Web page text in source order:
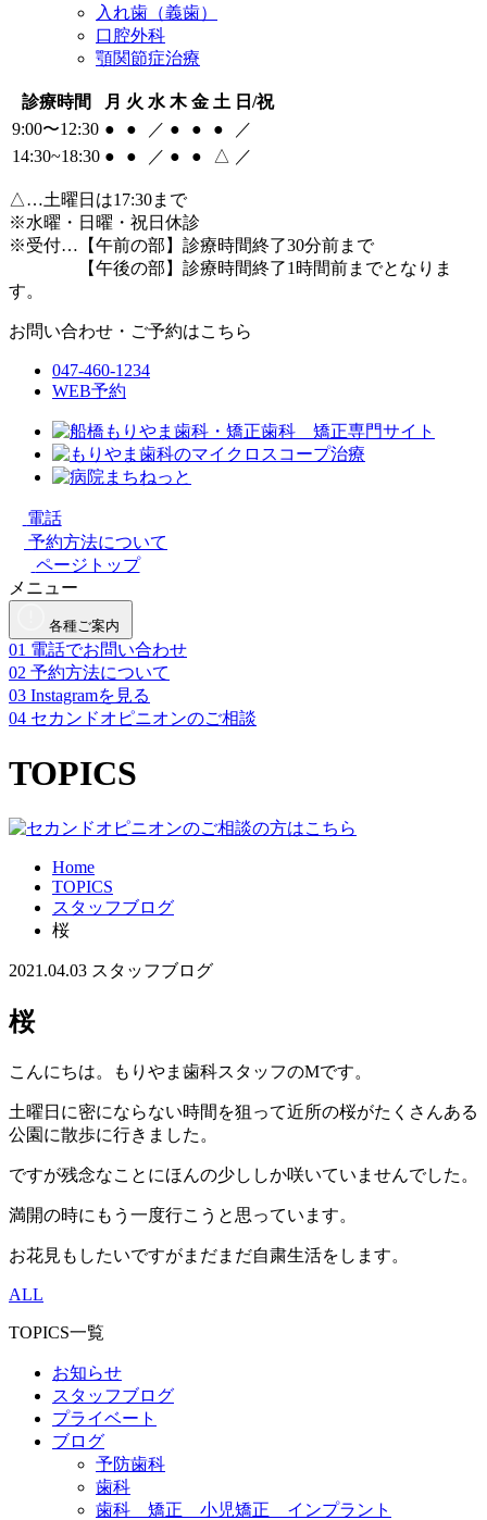
入れ歯（義歯）
口腔外科
顎関節症治療
診療時間 月 火 水 木 金 土 日/祝
9:00〜12:30 ● ● ／ ● ● ●
／
14:30~18:30 ● ● ／ ● ● △ ／
△…土曜日は17:30まで
※水曜・日曜・祝日休診
※受付…【午前の部】診療時間終了30分前まで
【午後の部】診療時間終了1時間前までとなりま
す。
お問い合わせ・ご予約はこちら
047-460-1234
WEB予約
電話
予約方法について
ページトップ
メニュー
各種ご案内
01 電話でお問い合わせ
02 予約方法について
03 Instagramを見る
04 セカンドオピニオンのご相談
TOPICS
Home
TOPICS
スタッフブログ
桜
2021.04.03 スタッフブログ
桜
こんにちは。もりやま歯科スタッフのMです。
土曜日に密にならない時間を狙って近所の桜がたくさんある
公園に散歩に行きました。
ですが残念なことにほんの少ししか咲いていませんでした。
満開の時にもう一度行こうと思っています。
お花見もしたいですがまだまだ自粛生活をします。
ALL
TOPICS一覧
お知らせ
スタッフブログ
プライベート
ブログ
予防歯科
歯科
歯科 矯正 小児矯正 インプラント